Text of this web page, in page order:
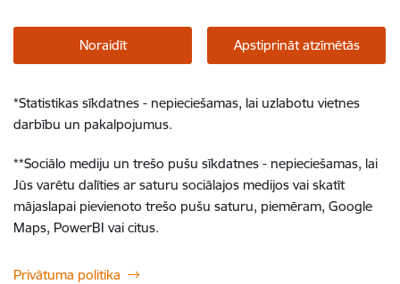
Noraidīt Apstiprināt atzīmētās
*Statistikas sīkdatnes - nepieciešamas, lai uzlabotu vietnes
darbību un pakalpojumus.
**Sociālo mediju un trešo pušu sīkdatnes - nepieciešamas, lai
Jūs varētu dalīties ar saturu sociālajos medijos vai skatīt
mājaslapai pievienoto trešo pušu saturu, piemēram, Google
Maps, PowerBI vai citus.
Privātuma politika